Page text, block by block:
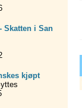
Skatten i San
kjøpt